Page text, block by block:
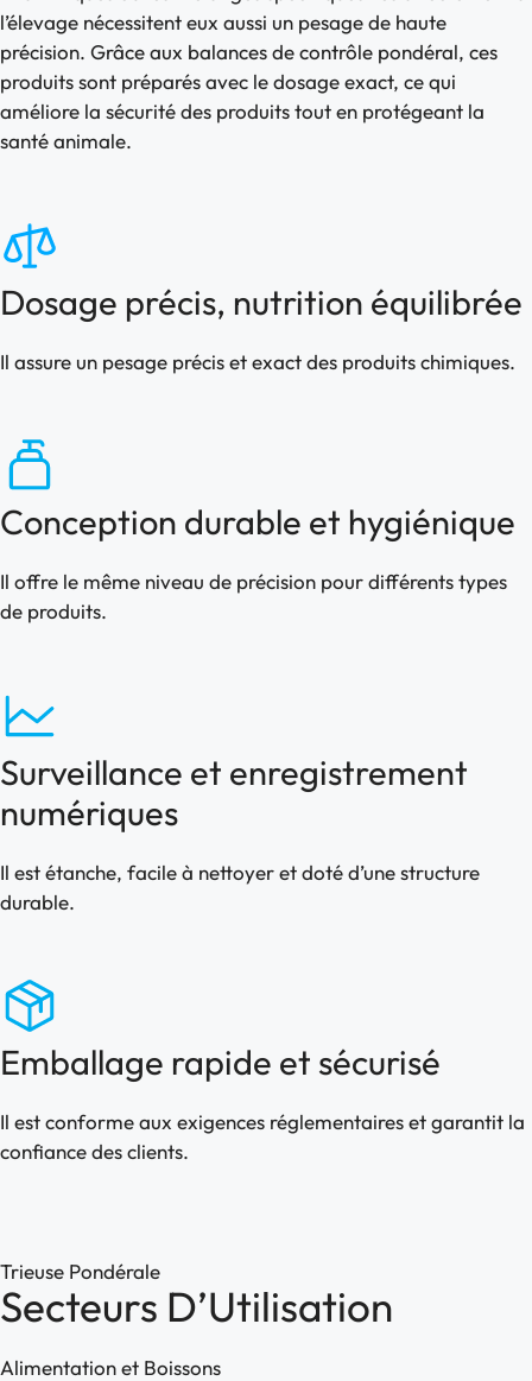
l’élevage nécessitent eux aussi un pesage de haute
précision. Grâce aux balances de contrôle pondéral, ces
produits sont préparés avec le dosage exact, ce qui
améliore la sécurité des produits tout en protégeant la
santé animale.
Dosage précis, nutrition équilibrée
Il assure un pesage précis et exact des produits chimiques.
Conception durable et hygiénique
Il offre le même niveau de précision pour différents types
de produits.
Surveillance et enregistrement
numériques
Il est étanche, facile à nettoyer et doté d’une structure
durable.
Emballage rapide et sécurisé
Il est conforme aux exigences réglementaires et garantit la
confiance des clients.
Trieuse Pondérale
Secteurs D’Utilisation
Alimentation et Boissons